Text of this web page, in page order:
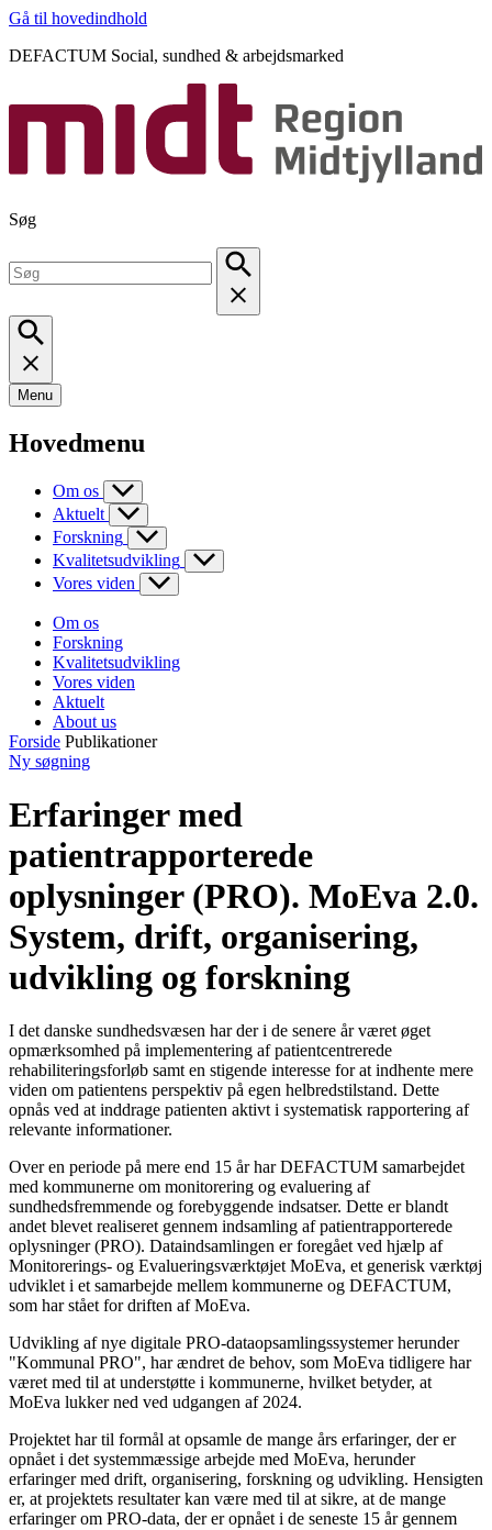
Gå til hovedindhold
DEFACTUM Social, sundhed & arbejdsmarked
Søg
Menu
Hovedmenu
Om os
Aktuelt
Forskning
Kvalitetsudvikling
Vores viden
Om os
Forskning
Kvalitetsudvikling
Vores viden
Aktuelt
About us
Forside Publikationer
Ny søgning
Erfaringer med
patientrapporterede
oplysninger (PRO). MoEva 2.0.
System, drift, organisering,
udvikling og forskning
I det danske sundhedsvæsen har der i de senere år været øget
opmærksomhed på implementering af patientcentrerede
rehabiliteringsforløb samt en stigende interesse for at indhente mere
viden om patientens perspektiv på egen helbredstilstand. Dette
opnås ved at inddrage patienten aktivt i systematisk rapportering af
relevante informationer.
Over en periode på mere end 15 år har DEFACTUM samarbejdet
med kommunerne om monitorering og evaluering af
sundhedsfremmende og forebyggende indsatser. Dette er blandt
andet blevet realiseret gennem indsamling af patientrapporterede
oplysninger (PRO). Dataindsamlingen er foregået ved hjælp af
Monitorerings- og Evalueringsværktøjet MoEva, et generisk værktøj
udviklet i et samarbejde mellem kommunerne og DEFACTUM,
som har stået for driften af MoEva.
Udvikling af nye digitale PRO-dataopsamlingssystemer herunder
"Kommunal PRO", har ændret de behov, som MoEva tidligere har
været med til at understøtte i kommunerne, hvilket betyder, at
MoEva lukker ned ved udgangen af 2024.
Projektet har til formål at opsamle de mange års erfaringer, der er
opnået i det systemmæssige arbejde med MoEva, herunder
erfaringer med drift, organisering, forskning og udvikling. Hensigten
er, at projektets resultater kan være med til at sikre, at de mange
erfaringer om PRO-data, der er opnået i de seneste 15 år gennem